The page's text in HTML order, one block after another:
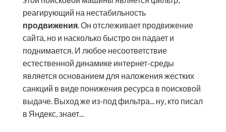
реагирующий на нестабильность
продвижения. Он отслеживает продвижение
сайта, но и насколько быстро он падает и
поднимается. И любое несоответствие
естественной динамике интернет-среды
является основанием для наложения жестких
санкций в виде понижения ресурса в поисковой
выдаче. Выход же из-под фильтра... ну, кто писал
в Яндекс, знает...